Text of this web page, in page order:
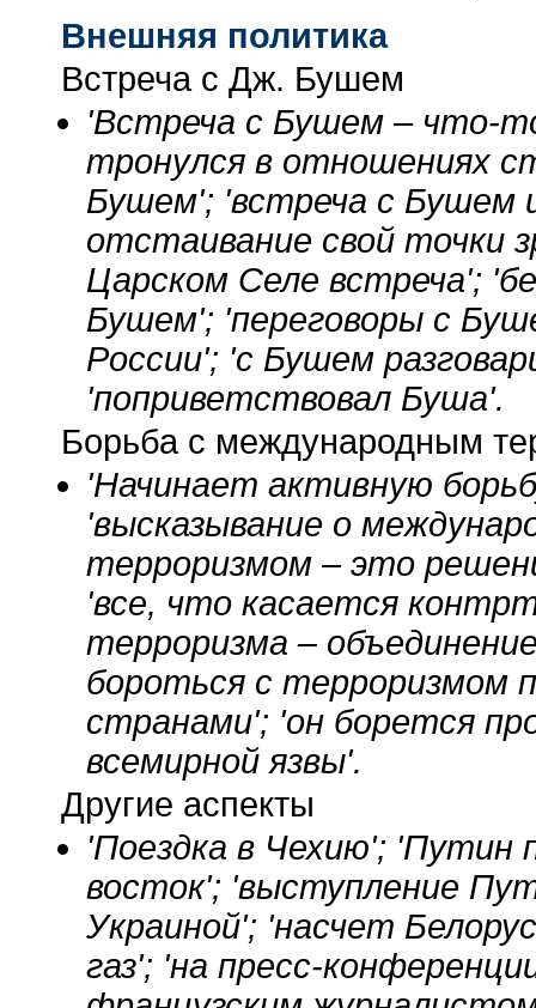
Внешняя политика
Встреча с Дж. Бушем
'Встреча с Бушем – что-
тронулся в отношениях
Бушем'; 'встреча с Бушем
отстаивание свой точки
Царском Селе встреча';
Бушем'; 'переговоры с
России'; 'с Бушем
'поприветствовал Буша'.
Борьба с международным
'Начинает активную
'высказывание о
терроризмом – это
'все, что касается
терроризма –
бороться с терроризмом
странами'; 'он борется
всемирной язвы'.
Другие аспекты
'Поездка в Чехию'; 'Путин
восток'; 'выступление
Украиной'; 'насчет
газ'; 'на пресс-